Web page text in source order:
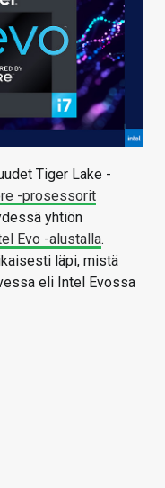
Tiger Lake -
-prosessorit
yhtiön
Evo -alustalla.
läpi, mistä
eli Intel Evossa